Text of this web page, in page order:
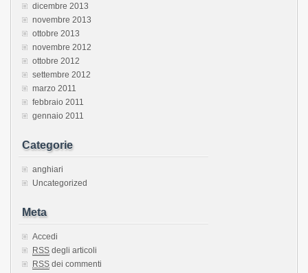
dicembre 2013
novembre 2013
ottobre 2013
novembre 2012
ottobre 2012
settembre 2012
marzo 2011
febbraio 2011
gennaio 2011
Categorie
anghiari
Uncategorized
Meta
Accedi
RSS degli articoli
RSS dei commenti